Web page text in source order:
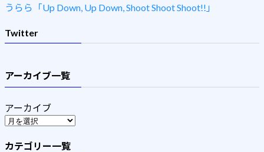
うらら「Up Down, Up Down, Shoot Shoot Shoot!!」
Twitter
アーカイブ一覧
アーカイブ
カテゴリー一覧